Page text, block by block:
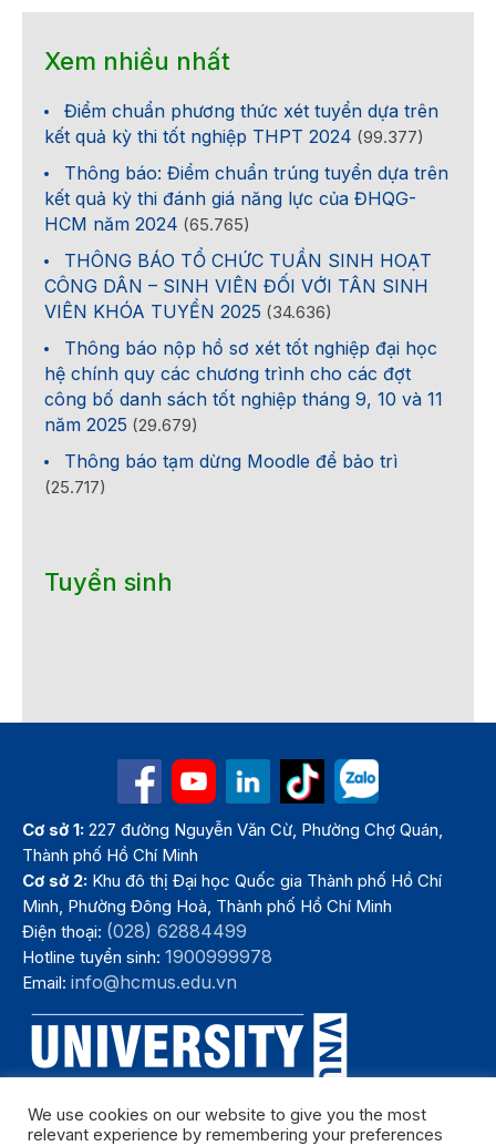
Xem nhiều nhất
Điểm chuẩn phương thức xét tuyển dựa trên
kết quả kỳ thi tốt nghiệp THPT 2024 (99.377)
Thông báo: Điểm chuẩn trúng tuyển dựa trên
kết quả kỳ thi đánh giá năng lực của ĐHQG-
HCM năm 2024 (65.765)
THÔNG BÁO TỔ CHỨC TUẦN SINH HOẠT
CÔNG DÂN – SINH VIÊN ĐỐI VỚI TÂN SINH
VIÊN KHÓA TUYỂN 2025 (34.636)
Thông báo nộp hồ sơ xét tốt nghiệp đại học
hệ chính quy các chương trình cho các đợt
công bố danh sách tốt nghiệp tháng 9, 10 và 11
năm 2025 (29.679)
Thông báo tạm dừng Moodle để bảo trì
(25.717)
Tuyển sinh
Cơ sở 1: 227 đường Nguyễn Văn Cừ, Phường Chợ Quán,
Thành phố Hồ Chí Minh
Cơ sở 2: Khu đô thị Đại học Quốc gia Thành phố Hồ Chí
Minh, Phường Đông Hoà, Thành phố Hồ Chí Minh
Điện thoại: (028) 62884499
Hotline tuyển sinh:1900999978
Email:info@hcmus.edu.vn
We use cookies on our website to give you the most
relevant experience by remembering your preferences